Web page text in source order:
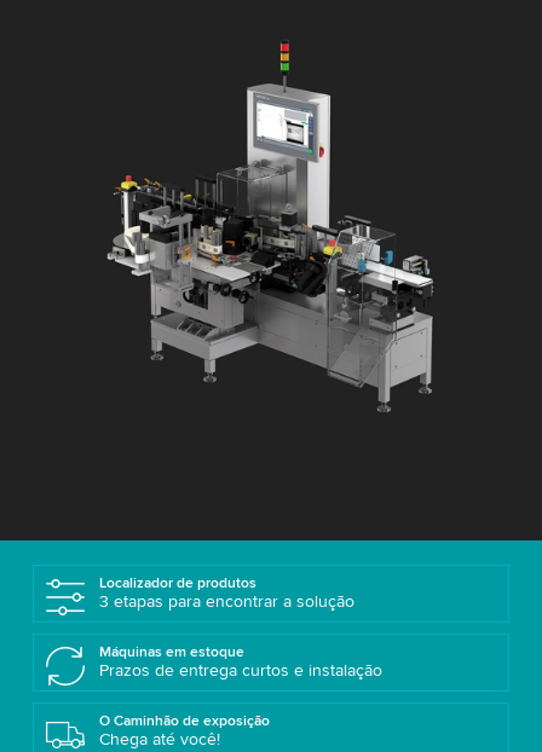
Localizador de produtos
3 etapas para encontrar a solução
Máquinas em estoque
Prazos de entrega curtos e instalação
O Caminhão de exposição
Chega até você!